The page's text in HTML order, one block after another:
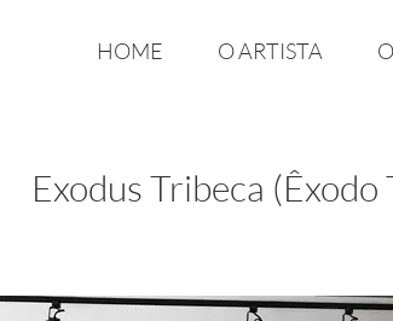
HOME O ARTISTA
Exodus Tribeca (Êxodo